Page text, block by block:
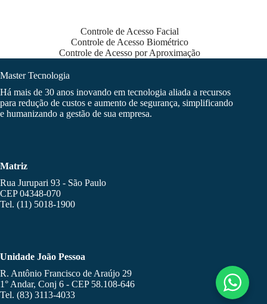
Controle de Acesso Facial
Controle de Acesso Biométrico
Controle de Acesso por Aproximação
Master Tecnologia
Há mais de 30 anos inovando em tecnologia aliada a recursos
para redução de custos e aumento de segurança, simplificando
e humanizando a gestão de sua empresa.
Matriz
Rua Jurupari 93 - São Paulo
CEP 04348-070
Tel. (11) 5018-1900
Unidade João Pessoa
R. Antônio Francisco de Araújo 29
1° Andar, Conj 6 - CEP 58.108-646
Tel. (83) 3113-4033